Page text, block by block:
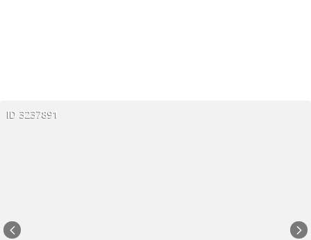
ID 3237891